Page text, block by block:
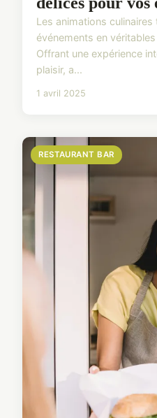
Les animations
événements en
Offrant une expérience
plaisir, a...
1 avril 2025
RESTAURANT BAR